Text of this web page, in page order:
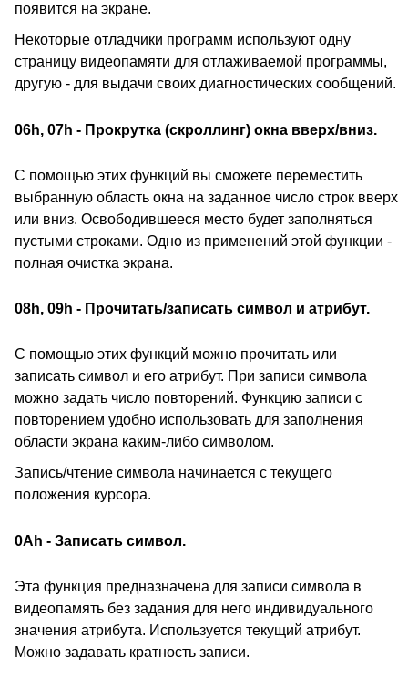
появится на экране.
Некоторые отладчики программ используют одну
страницу видеопамяти для отлаживаемой программы,
другую - для выдачи своих диагностических сообщений.
06h, 07h - Прокрутка (скроллинг) окна вверх/вниз.
С помощью этих функций вы сможете переместить
выбранную область окна на заданное число строк вверх
или вниз. Освободившееся место будет заполняться
пустыми строками. Одно из применений этой функции -
полная очистка экрана.
08h, 09h - Прочитать/записать символ и атрибут.
С помощью этих функций можно прочитать или
записать символ и его атрибут. При записи символа
можно задать число повторений. Функцию записи с
повторением удобно использовать для заполнения
области экрана каким-либо символом.
Запись/чтение символа начинается с текущего
положения курсора.
0Ah - Записать символ.
Эта функция предназначена для записи символа в
видеопамять без задания для него индивидуального
значения атрибута. Используется текущий атрибут.
Можно задавать кратность записи.